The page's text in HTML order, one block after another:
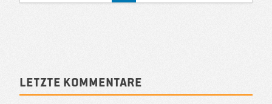
Sidebar
Letzte Kommentare